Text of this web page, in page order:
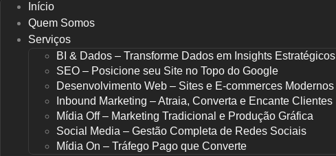
Início
Quem Somos
Serviços
BI & Dados – Transforme Dados em Insights Estratégicos
SEO – Posicione seu Site no Topo do Google
Desenvolvimento Web – Sites e E-commerces Modernos
Inbound Marketing – Atraia, Converta e Encante Clientes
Mídia Off – Marketing Tradicional e Produção Gráfica
Social Media – Gestão Completa de Redes Sociais
Mídia On – Tráfego Pago que Converte